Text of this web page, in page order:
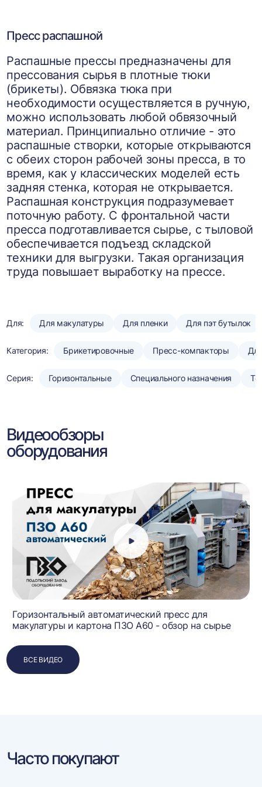
Пресс распашной
Распашные прессы предназначены для
прессования сырья в плотные тюки
(брикеты). Обвязка тюка при
необходимости осуществляется в ручную,
можно использовать любой обвязочный
материал. Принципиально отличие - это
распашные створки, которые открываются
с обеих сторон рабочей зоны пресса, в то
время, как у классических моделей есть
задняя стенка, которая не открывается.
Распашная конструкция подразумевает
поточную работу. С фронтальной части
пресса подготавливается сырье, с тыловой
обеспечивается подъезд складской
техники для выгрузки. Такая организация
труда повышает выработку на прессе.
Для: Для макулатуры Для пленки Для пэт бутылок
Категория: Брикетировочные Пресс-компакторы
Серия: Горизонтальные Специального назначения
Видеообзоры
оборудования
Горизонтальный автоматический пресс для
макулатуры и картона ПЗО А60 - обзор на сырье
ВСЕ ВИДЕО
Часто покупают